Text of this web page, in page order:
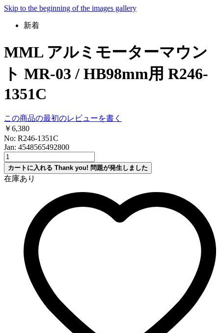
Skip to the beginning of the images gallery
新着
MML アルミモーターマウン
ト MR-03 / HB98mm用 R246-
1351C
この商品の最初のレビューを書く
￥6,380
No: R246-1351C
Jan: 4548565492800
カートに入れる Thank you! 問題が発生しました
在庫あり